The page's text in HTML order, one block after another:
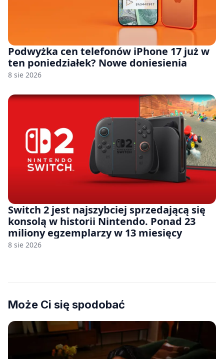
Podwyżka cen telefonów iPhone 17 już w
ten poniedziałek? Nowe doniesienia
8 sie 2026
Switch 2 jest najszybciej sprzedającą się
konsolą w historii Nintendo. Ponad 23
miliony egzemplarzy w 13 miesięcy
8 sie 2026
Może Ci się spodobać